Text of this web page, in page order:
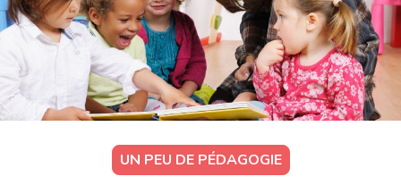
UN PEU DE PÉDAGOGIE